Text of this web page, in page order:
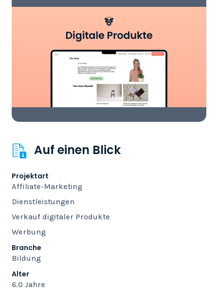
Auf einen Blick
Projektart
Affiliate-Marketing
Dienstleistungen
Verkauf digitaler Produkte
Werbung
Branche
Bildung
Alter
6.0 Jahre